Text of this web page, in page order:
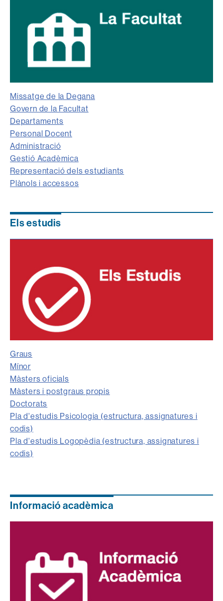
Missatge de la Degana
Govern de la Facultat
Departaments
Personal Docent
Administració
Gestió Acadèmica
Representació dels estudiants
Plànols i accessos
Els estudis
Graus
Mínor
Màsters oficials
Màsters i postgraus propis
Doctorats
Pla d'estudis Psicologia (estructura, assignatures i
codis)
Pla d'estudis Logopèdia (estructura, assignatures i
codis)
Informació acadèmica